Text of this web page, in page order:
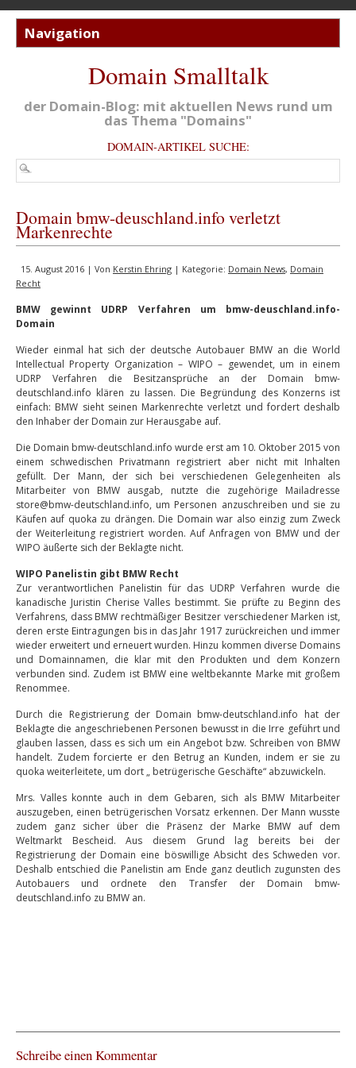
Domain Smalltalk
der Domain-Blog: mit aktuellen News rund um
das Thema "Domains"
DOMAIN-ARTIKEL SUCHE:
Domain bmw-deuschland.info verletzt
Markenrechte
15. August 2016 | Von Kerstin Ehring | Kategorie: Domain News, Domain
Recht
BMW gewinnt UDRP Verfahren um bmw-deuschland.info-
Domain
Wieder einmal hat sich der deutsche Autobauer BMW an die World
Intellectual Property Organization – WIPO – gewendet, um in einem
UDRP Verfahren die Besitzansprüche an der Domain bmw-
deutschland.info klären zu lassen. Die Begründung des Konzerns ist
einfach: BMW sieht seinen Markenrechte verletzt und fordert deshalb
den Inhaber der Domain zur Herausgabe auf.
Die Domain bmw-deutschland.info wurde erst am 10. Oktober 2015 von
einem schwedischen Privatmann registriert aber nicht mit Inhalten
gefüllt. Der Mann, der sich bei verschiedenen Gelegenheiten als
Mitarbeiter von BMW ausgab, nutzte die zugehörige Mailadresse
store@bmw-deutschland.info, um Personen anzuschreiben und sie zu
Käufen auf quoka zu drängen. Die Domain war also einzig zum Zweck
der Weiterleitung registriert worden. Auf Anfragen von BMW und der
WIPO äußerte sich der Beklagte nicht.
WIPO Panelistin gibt BMW Recht
Zur verantwortlichen Panelistin für das UDRP Verfahren wurde die
kanadische Juristin Cherise Valles bestimmt. Sie prüfte zu Beginn des
Verfahrens, dass BMW rechtmäßiger Besitzer verschiedener Marken ist,
deren erste Eintragungen bis in das Jahr 1917 zurückreichen und immer
wieder erweitert und erneuert wurden. Hinzu kommen diverse Domains
und Domainnamen, die klar mit den Produkten und dem Konzern
verbunden sind. Zudem ist BMW eine weltbekannte Marke mit großem
Renommee.
Durch die Registrierung der Domain bmw-deutschland.info hat der
Beklagte die angeschriebenen Personen bewusst in die Irre geführt und
glauben lassen, dass es sich um ein Angebot bzw. Schreiben von BMW
handelt. Zudem forcierte er den Betrug an Kunden, indem er sie zu
quoka weiterleitete, um dort „ betrügerische Geschäfte“ abzuwickeln.
Mrs. Valles konnte auch in dem Gebaren, sich als BMW Mitarbeiter
auszugeben, einen betrügerischen Vorsatz erkennen. Der Mann wusste
zudem ganz sicher über die Präsenz der Marke BMW auf dem
Weltmarkt Bescheid. Aus diesem Grund lag bereits bei der
Registrierung der Domain eine böswillige Absicht des Schweden vor.
Deshalb entschied die Panelistin am Ende ganz deutlich zugunsten des
Autobauers und ordnete den Transfer der Domain bmw-
deutschland.info zu BMW an.
Schreibe einen Kommentar